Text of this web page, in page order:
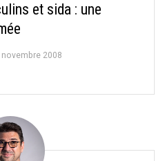
et sida : une
2008